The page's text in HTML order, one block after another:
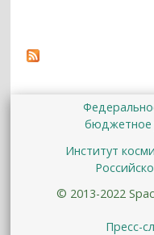
бюджетное
Институт
© 2013-2022
Пресс-